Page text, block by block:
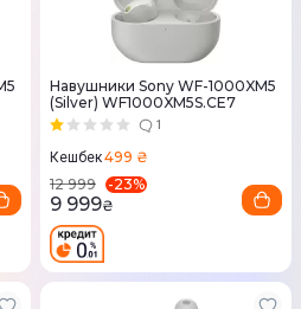
Навушники Sony WF-1000XM5
(Silver) WF1000XM5S.CE7
1
Кешбек499 ₴
12 999
-23%
9 999₴